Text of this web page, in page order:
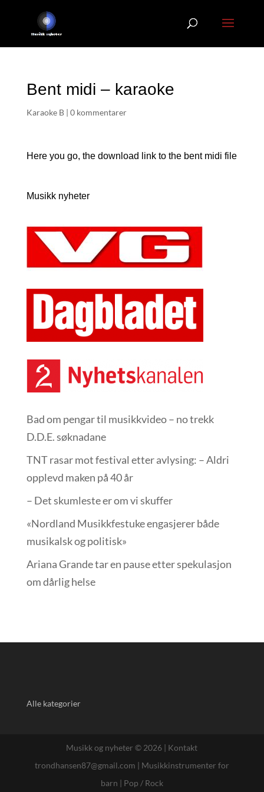
Bent midi – karaoke
Karaoke B| 0 kommentarer
Here you go, the download link to the bent midi file
Musikk nyheter
Bad om pengar til musikkvideo – no trekk
D.D.E. søknadane
TNT rasar mot festival etter avlysing: – Aldri
opplevd maken på 40 år
– Det skumleste er om vi skuffer
«Nordland Musikkfest­uke engasjerer både
musikalsk og politisk»
Ariana Grande tar en pause etter spekulasjon
om dårlig helse
Alle kategorier
Musikk og nyheter © 2026 | Kontakt
trondhansen87@gmail.com | Musikkinstrumenter for
barn | Pop / Rock